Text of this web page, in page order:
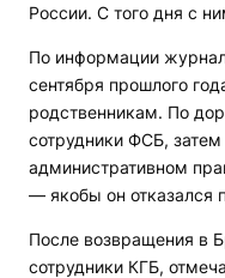
России. С того дня с
По информации
сентября прошлого
родственникам. По
сотрудники ФСБ,
административном
— якобы он отказался
После возвращения в
сотрудники КГБ,